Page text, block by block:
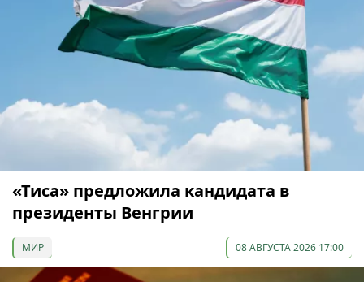
«Тиса» предложила кандидата в
президенты Венгрии
МИР 08 АВГУСТА 2026 17:00